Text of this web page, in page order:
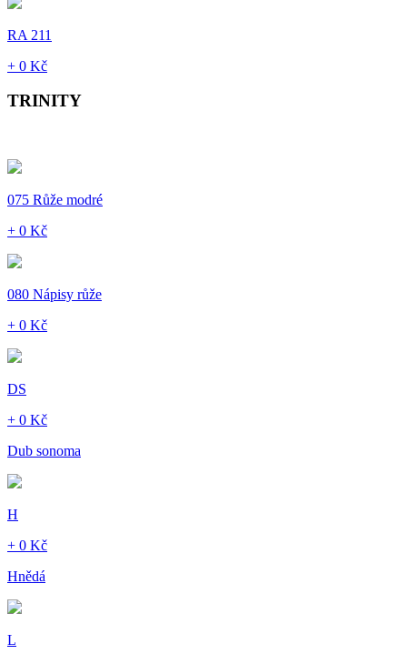
RA 211
+ 0 Kč
TRINITY
075 Růže modré
+ 0 Kč
080 Nápisy růže
+ 0 Kč
DS
+ 0 Kč
Dub sonoma
H
+ 0 Kč
Hnědá
L